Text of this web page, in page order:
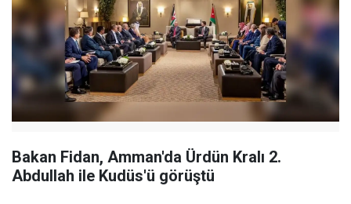
Bakan Fidan, Amman'da Ürdün Kralı 2.
Abdullah ile Kudüs'ü görüştü